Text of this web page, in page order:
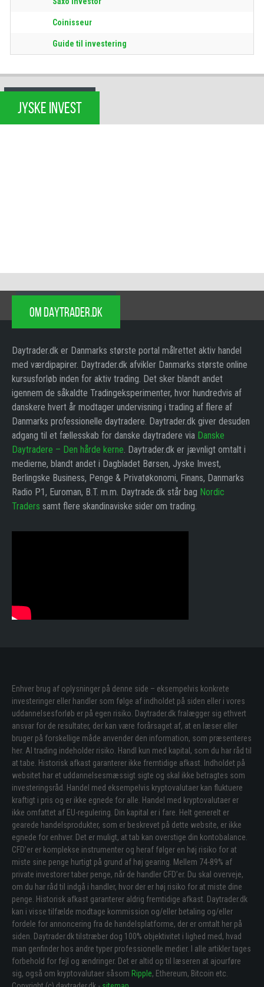
Coinisseur
Guide til investering
JYSKE INVEST
OM DAYTRADER.DK
Daytrader.dk er Danmarks største portal målrettet aktiv handel
med værdipapirer. Daytrader.dk afvikler Danmarks største online
kursusforløb inden for aktiv trading. Det sker blandt andet
igennem de såkaldte Tradingeksperimenter, hvor hundredvis af
danskere hvert år modtager undervisning i trading af flere af
Danmarks professionelle daytradere. Daytrader.dk giver desuden
adgang til et fællesskab for danske daytradere via Danske
Daytradere – Den hårde kerne. Daytrader.dk er jævnligt omtalt i
medierne, blandt andet i Dagbladet Børsen, Jyske Invest,
Berlingske Business, Penge & Privatøkonomi, Finans, Danmarks
Radio P1, Euroman, B.T. m.m. Daytrade.dk står bag Nordic
Traders samt flere skandinaviske sider om trading.
Enhver brug af oplysninger på denne side – eksempelvis konkrete
investeringer eller handler som følge af indholdet på siden eller i vores
uddannelsesforløb er på egen risiko. Daytrader.dk fralægger sig ethvert
ansvar for de resultater, der kan være forårsaget af, at en læser eller
bruger på forskellige måde anvender den information, som præsenteres
her. Al trading indeholder risiko. Handl kun med kapital, som du har råd til
at tabe. Historisk afkast garanterer ikke fremtidige afkast. Indholdet på
websitet har et uddannelsesmæssigt sigte og skal ikke betragtes som
investeringsråd. Handel med eksempelvis kryptovalutaer kan fluktuere
kraftigt i pris og er ikke egnede for alle. Handel med kryptovalutaer er
ikke omfattet af EU-regulering. Din kapital er i fare. Helt generelt er
gearede handelsprodukter, som er beskrevet på dette website, er ikke
egnede for enhver. Det er muligt, at tab kan overstige din kontobalance.
CFD’er er komplekse instrumenter og heraf følger en høj risiko for at
miste sine penge hurtigt på grund af høj gearing. Mellem 74-89% af
private investorer taber penge, når de handler CFD’er. Du skal overveje,
om du har råd til indgå i handler, hvor der er høj risiko for at miste dine
penge. Historisk afkast garanterer aldrig fremtidige afkast. Daytrader.dk
kan i visse tilfælde modtage kommission og/eller betaling og/eller
fordele for annoncering fra de handelsplatforme, der er omtalt her på
siden. Daytrader.dk tilstræber dog 100% objektivitet i lighed med, hvad
man genfinder hos andre typer professionelle medier. I alle artikler tages
forbehold for fejl og ændringer. Det er altid op til læseren at ajourføre
sig, også om kryptovalutaer såsom Ripple, Ethereum, Bitcoin etc.